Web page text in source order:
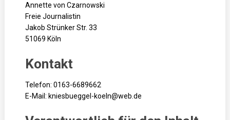
Annette von Czarnowski
Freie Journalistin
Jakob Strünker Str. 33
51069 Köln
Kontakt
Telefon: 0163-6689662
E-Mail: kniesbueggel-koeln@web.de